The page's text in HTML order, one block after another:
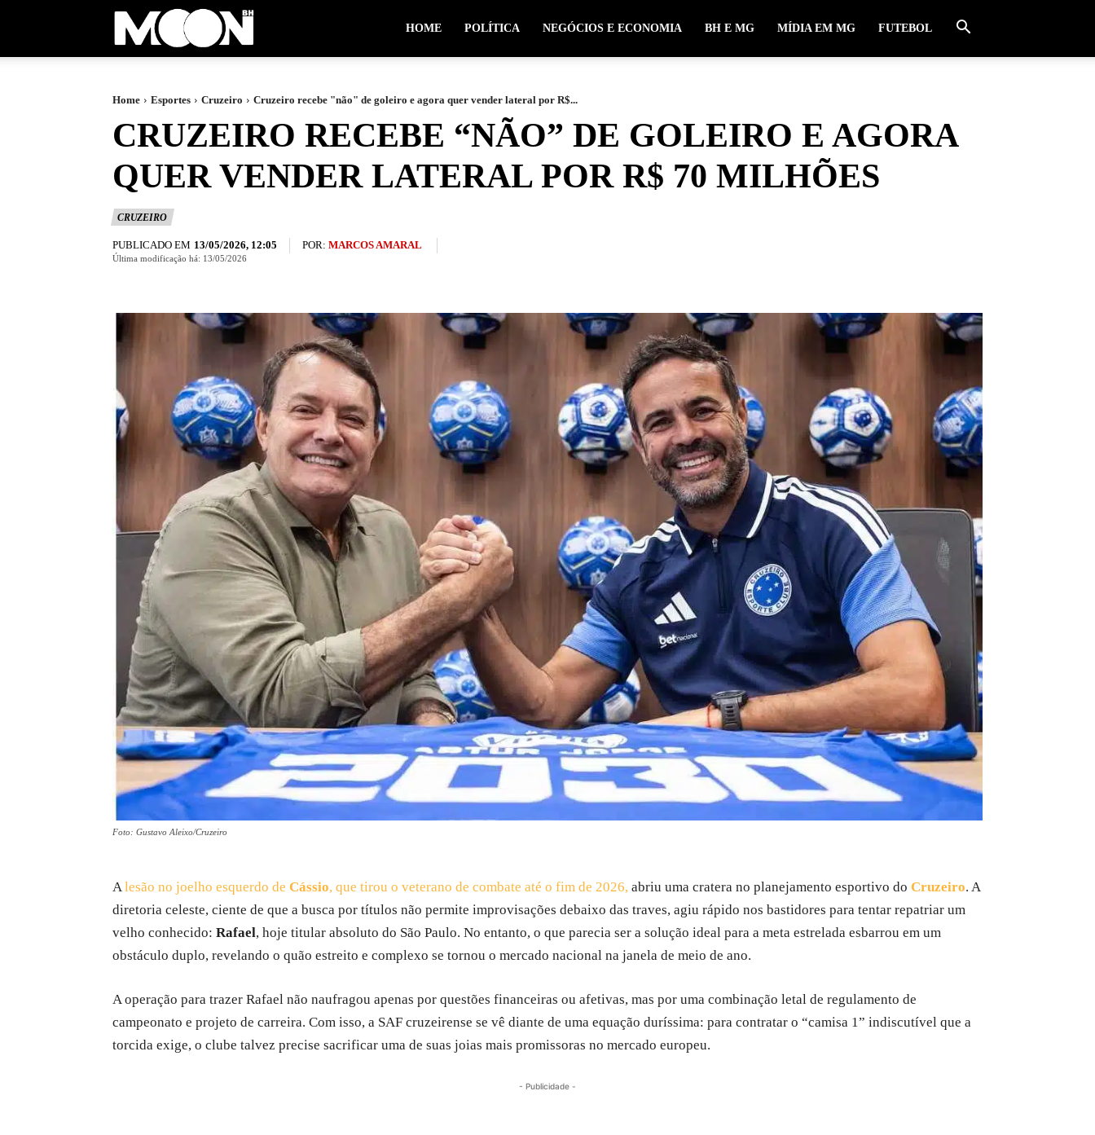
HOME POLÍTICA NEGÓCIOS E ECONOMIA BH E MG MÍDIA EM MG FUTEBOL
Home Esportes Cruzeiro Cruzeiro recebe "não" de goleiro e agora quer vender lateral por R$...
CRUZEIRO RECEBE “NÃO” DE GOLEIRO E AGORA
QUER VENDER LATERAL POR R$ 70 MILHÕES
CRUZEIRO
PUBLICADO EM 13/05/2026, 12:05 POR: MARCOS AMARAL
Última modificação há: 13/05/2026
Foto: Gustavo Aleixo/Cruzeiro
Alesão no joelho esquerdo de Cássio, que tirou o veterano de combate até o fim de 2026, abriu uma cratera no planejamento esportivo do Cruzeiro. A
diretoria celeste, ciente de que a busca por títulos não permite improvisações debaixo das traves, agiu rápido nos bastidores para tentar repatriar um
velho conhecido: Rafael, hoje titular absoluto do São Paulo. No entanto, o que parecia ser a solução ideal para a meta estrelada esbarrou em um
obstáculo duplo, revelando o quão estreito e complexo se tornou o mercado nacional na janela de meio de ano.
A operação para trazer Rafael não naufragou apenas por questões financeiras ou afetivas, mas por uma combinação letal de regulamento de
campeonato e projeto de carreira. Com isso, a SAF cruzeirense se vê diante de uma equação duríssima: para contratar o “camisa 1” indiscutível que a
torcida exige, o clube talvez precise sacrificar uma de suas joias mais promissoras no mercado europeu.
- Publicidade -